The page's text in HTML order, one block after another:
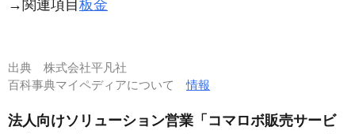
→関連項目 板金
出典 株式会社平凡社
百科事典マイペディアについて情報
法人向けソリューション営業「コマロボ販売サービ